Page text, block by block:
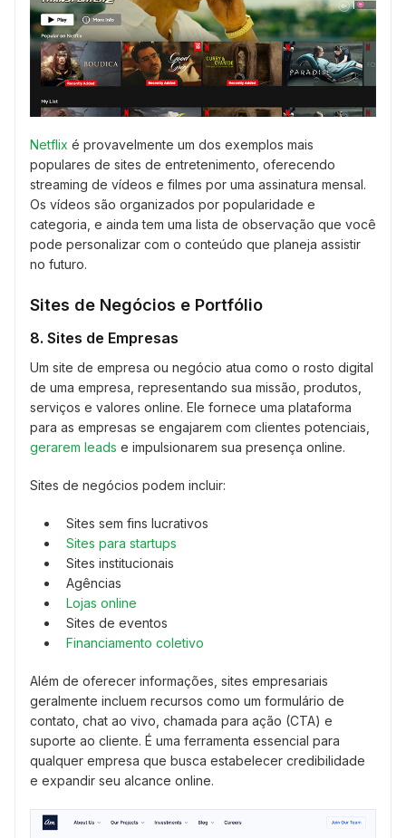
Netflix é provavelmente um dos exemplos mais
populares de sites de entretenimento, oferecendo
streaming de vídeos e filmes por uma assinatura mensal.
Os vídeos são organizados por popularidade e
categoria, e ainda tem uma lista de observação que você
pode personalizar com o conteúdo que planeja assistir
no futuro.
Sites de Negócios e Portfólio
8. Sites de Empresas
Um site de empresa ou negócio atua como o rosto digital
de uma empresa, representando sua missão, produtos,
serviços e valores online. Ele fornece uma plataforma
para as empresas se engajarem com clientes potenciais,
gerarem leads e impulsionarem sua presença online.
Sites de negócios podem incluir:
Sites sem fins lucrativos
Sites para startups
Sites institucionais
Agências
Lojas online
Sites de eventos
Financiamento coletivo
Além de oferecer informações, sites empresariais
geralmente incluem recursos como um formulário de
contato, chat ao vivo, chamada para ação (CTA) e
suporte ao cliente. É uma ferramenta essencial para
qualquer empresa que busca estabelecer credibilidade
e expandir seu alcance online.